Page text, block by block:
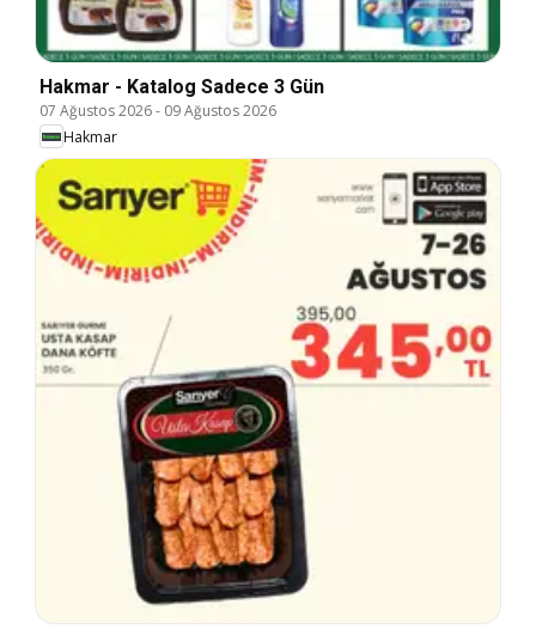
Hakmar - Katalog Sadece 3 Gün
07 Ağustos 2026- 09 Ağustos 2026
Hakmar